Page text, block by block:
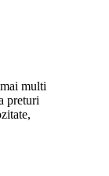
multi
preturi